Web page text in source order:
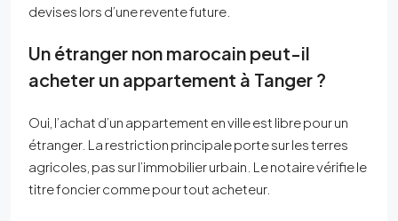
devises lors d’une revente future.
Un étranger non marocain peut-il
acheter un appartement à Tanger ?
Oui, l’achat d’un appartement en ville est libre pour un
étranger. La restriction principale porte sur les terres
agricoles, pas sur l’immobilier urbain. Le notaire vérifie le
titre foncier comme pour tout acheteur.